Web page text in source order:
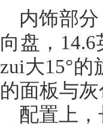
内饰部
向盘，
zui大15°
的面板与
配置上